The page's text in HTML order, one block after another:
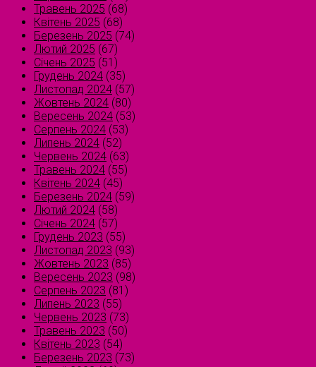
Травень 2025 (68)
Квітень 2025 (68)
Березень 2025 (74)
Лютий 2025 (67)
Січень 2025 (51)
Грудень 2024 (35)
Листопад 2024 (57)
Жовтень 2024 (80)
Вересень 2024 (53)
Серпень 2024 (53)
Липень 2024 (52)
Червень 2024 (63)
Травень 2024 (55)
Квітень 2024 (45)
Березень 2024 (59)
Лютий 2024 (58)
Січень 2024 (57)
Грудень 2023 (55)
Листопад 2023 (93)
Жовтень 2023 (85)
Вересень 2023 (98)
Серпень 2023 (81)
Липень 2023 (55)
Червень 2023 (73)
Травень 2023 (50)
Квітень 2023 (54)
Березень 2023 (73)